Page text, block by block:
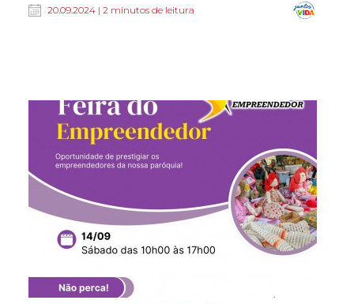
20.09.2024 | 2 minutos de leitura